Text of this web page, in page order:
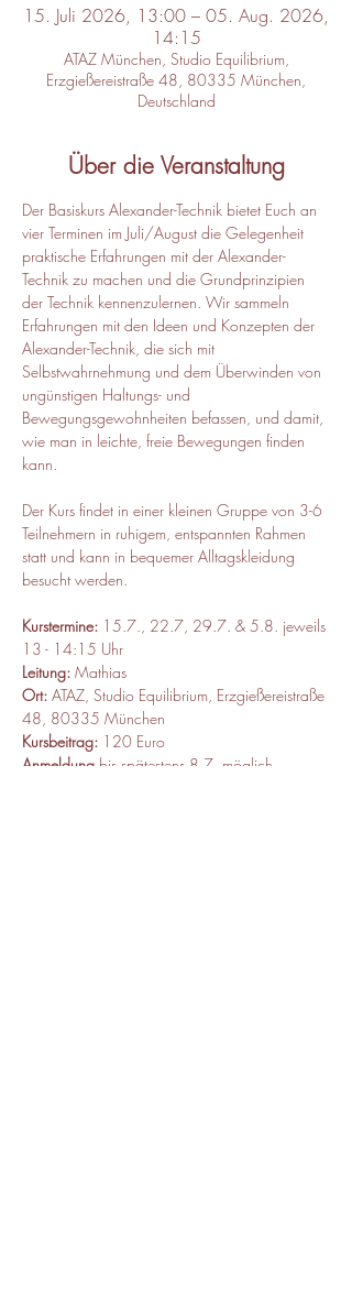
15. Juli 2026, 13:00 – 05. Aug. 2026,
14:15
ATAZ München, Studio Equilibrium,
Erzgießereistraße 48, 80335 München,
Deutschland
Über die Veranstaltung
Der Basiskurs Alexander-Technik bietet Euch an
vier Terminen im Juli/August die Gelegenheit
praktische Erfahrungen mit der Alexander-
Technik zu machen und die Grundprinzipien
der Technik kennenzulernen. Wir sammeln
Erfahrungen mit den Ideen und Konzepten der
Alexander-Technik, die sich mit
Selbstwahrnehmung und dem Überwinden von
ungünstigen Haltungs- und
Bewegungsgewohnheiten befassen, und damit,
wie man in leichte, freie Bewegungen finden
kann.
Der Kurs findet in einer kleinen Gruppe von 3-6
Teilnehmern in ruhigem, entspannten Rahmen
statt und kann in bequemer Alltagskleidung
besucht werden.
Kurstermine: 15.7., 22.7, 29.7. & 5.8. jeweils
13 - 14:15 Uhr
Leitung: Mathias
Ort: ATAZ, Studio Equilibrium, Erzgießereistraße
48, 80335 München
Kursbeitrag: 120 Euro
Anmeldung bis spätestens 8.7. möglich